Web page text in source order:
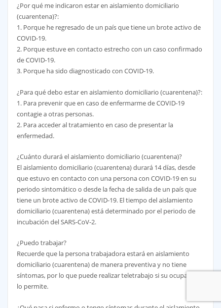
¿Por qué me indicaron estar en aislamiento domiciliario
(cuarentena)?:
1. Porque he regresado de un país que tiene un brote activo de
COVID-19.
2. Porque estuve en contacto estrecho con un caso confirmado
de COVID-19.
3. Porque ha sido diagnosticado con COVID-19.
¿Para qué debo estar en aislamiento domiciliario (cuarentena)?:
1. Para prevenir que en caso de enfermarme de COVID-19
contagie a otras personas.
2. Para acceder al tratamiento en caso de presentar la
enfermedad.
¿Cuánto durará el aislamiento domiciliario (cuarentena)?
El aislamiento domiciliario (cuarentena) durará 14 días, desde
que estuvo en contacto con una persona con COVID-19 en su
periodo sintomático o desde la fecha de salida de un país que
tiene un brote activo de COVID-19. El tiempo del aislamiento
domiciliario (cuarentena) está determinado por el periodo de
incubación del SARS-CoV-2.
¿Puedo trabajar?
Recuerde que la persona trabajadora estará en aislamiento
domiciliario (cuarentena) de manera preventiva y no tiene
síntomas, por lo que puede realizar teletrabajo si su ocupación
lo permite.